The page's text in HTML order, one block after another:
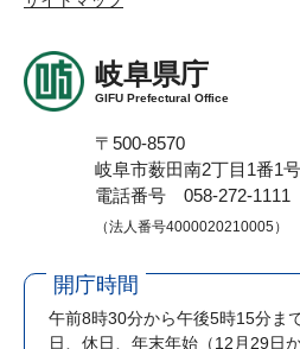
岐阜県庁
GIFU Prefectural Office
〒500-8570
岐阜市薮田南2丁目1番1号
電話番号 058-272-1111
（法人番号4000020210005）
開庁時間
午前8時30分から午後5時15分ま
日、休日、年末年始（12月29日